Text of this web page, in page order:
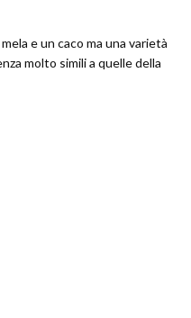
e un caco ma una varietà
molto simili a quelle della